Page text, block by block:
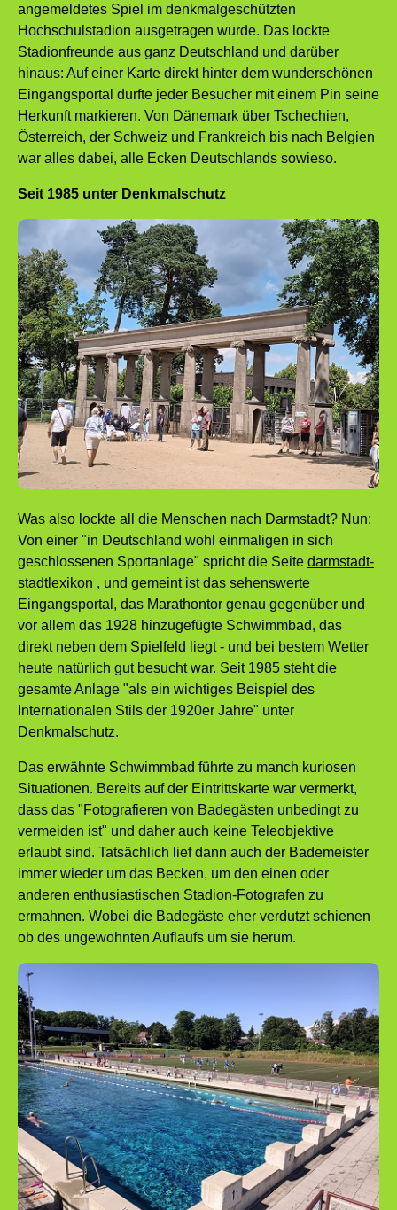
angemeldetes Spiel im denkmalgeschützten
Hochschulstadion ausgetragen wurde. Das lockte
Stadionfreunde aus ganz Deutschland und darüber
hinaus: Auf einer Karte direkt hinter dem wunderschönen
Eingangsportal durfte jeder Besucher mit einem Pin seine
Herkunft markieren. Von Dänemark über Tschechien,
Österreich, der Schweiz und Frankreich bis nach Belgien
war alles dabei, alle Ecken Deutschlands sowieso.
Seit 1985 unter Denkmalschutz
Was also lockte all die Menschen nach Darmstadt? Nun:
Von einer "in Deutschland wohl einmaligen in sich
geschlossenen Sportanlage" spricht die Seite darmstadt-
stadtlexikon , und gemeint ist das sehenswerte
Eingangsportal, das Marathontor genau gegenüber und
vor allem das 1928 hinzugefügte Schwimmbad, das
direkt neben dem Spielfeld liegt - und bei bestem Wetter
heute natürlich gut besucht war. Seit 1985 steht die
gesamte Anlage "als ein wichtiges Beispiel des
Internationalen Stils der 1920er Jahre" unter
Denkmalschutz.
Das erwähnte Schwimmbad führte zu manch kuriosen
Situationen. Bereits auf der Eintrittskarte war vermerkt,
dass das "Fotografieren von Badegästen unbedingt zu
vermeiden ist" und daher auch keine Teleobjektive
erlaubt sind. Tatsächlich lief dann auch der Bademeister
immer wieder um das Becken, um den einen oder
anderen enthusiastischen Stadion-Fotografen zu
ermahnen. Wobei die Badegäste eher verdutzt schienen
ob des ungewohnten Auflaufs um sie herum.